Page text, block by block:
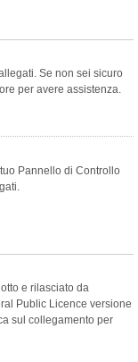
Se non sei sicuro
per avere assistenza.
Pannello di Controllo
e rilasciato da
Public Licence versione
sul collegamento per